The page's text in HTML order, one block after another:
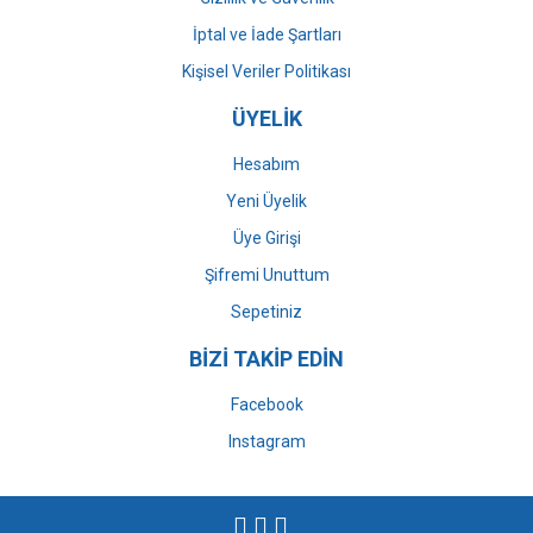
İptal ve İade Şartları
Kişisel Veriler Politikası
ÜYELİK
Hesabım
Yeni Üyelik
Üye Girişi
Şifremi Unuttum
Sepetiniz
BİZİ TAKİP EDİN
Facebook
Instagram